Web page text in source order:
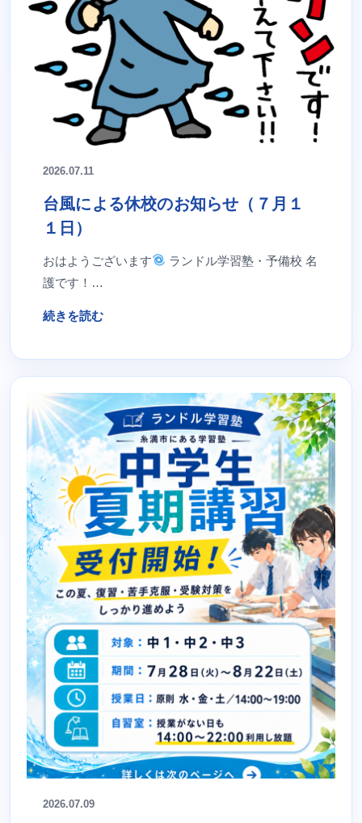
2026.07.11
台風による休校のお知らせ（７月１
１日）
おはようございます
ランドル学習塾・予備校 名
護です！…
続きを読む
2026.07.09